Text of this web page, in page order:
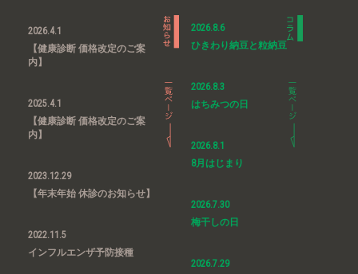
2026.4.1
【健康診断 価格改定のご案
内】
2025.4.1
【健康診断 価格改定のご案
内】
2023.12.29
【年末年始 休診のお知らせ】
2022.11.5
インフルエンザ予防接種
2026.8.6
ひきわり納豆と粒納豆
2026.8.3
はちみつの日
2026.8.1
8月はじまり
2026.7.30
梅干しの日
2026.7.29